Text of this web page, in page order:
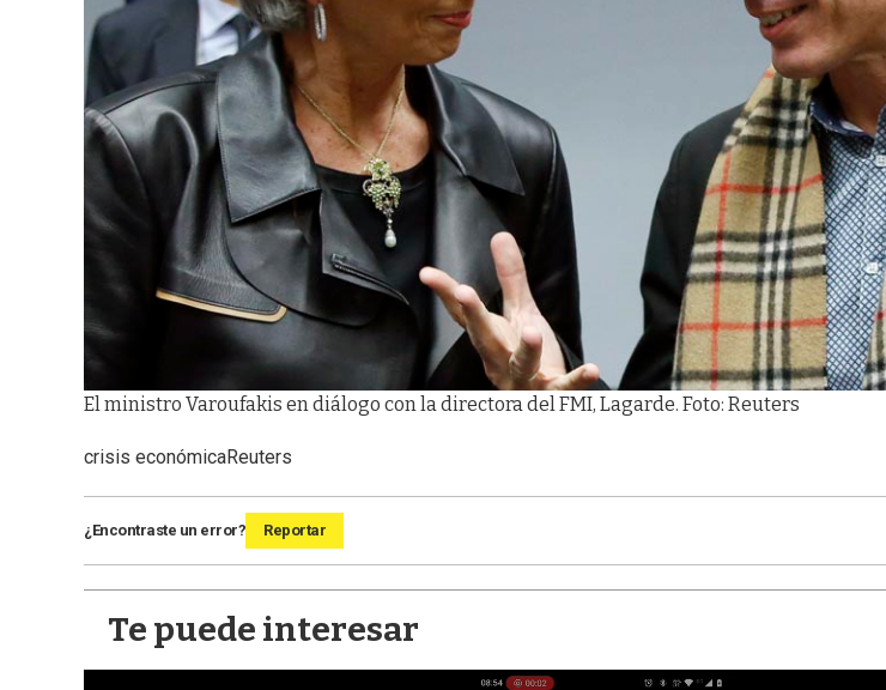
El ministro Varoufakis en diálogo con la directora del FMI, Lagarde. Foto: Reuters
crisis económicaReuters
¿Encontraste un error? Reportar
Te puede interesar